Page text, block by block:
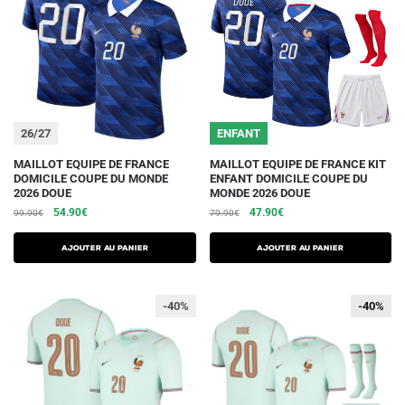
26/27
MAILLOT EQUIPE DE FRANCE
DOMICILE COUPE DU MONDE
2026 DOUE
99.90€
Le
initial
était :
54.90€Le
actuel
est :
AJOUTER AU PANIER
Ce
produit
a
plusieurs
variations.
peuvent
être
choisies
ENFANT
MAILLOT EQUIPE DE FRANCE KIT
ENFANT DOMICILE COUPE DU
MONDE 2026 DOUE
79.90€
Le
initial
était :
47.90€Le
actuel
est :
AJOUTER AU PANIER
Ce
produit
a
plusieurs
variations.
peuvent
être
choisies
-40% -40%
-40%